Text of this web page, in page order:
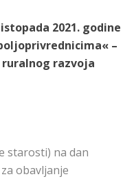
2021. godine
–
razvoja
starosti) na dan
obavljanje